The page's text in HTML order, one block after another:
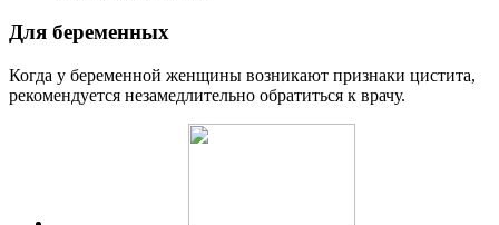
Для беременных
Когда у беременной женщины возникают признаки цистита,
рекомендуется незамедлительно обратиться к врачу.